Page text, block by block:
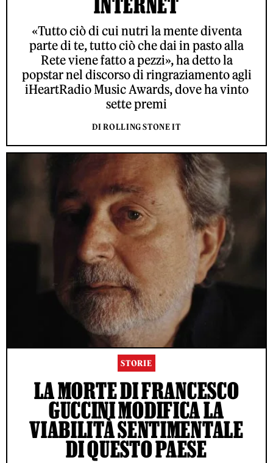
«Tutto ciò di cui nutri la mente diventa
parte di te, tutto ciò che dai in pasto alla
Rete viene fatto a pezzi», ha detto la
popstar nel discorso di ringraziamento agli
iHeartRadio Music Awards, dove ha vinto
sette premi
DI ROLLING STONE IT
STORIE
LA MORTE DI FRANCESCO
GUCCINI MODIFICA LA
VIABILITÀ SENTIMENTALE
DI QUESTO PAESE